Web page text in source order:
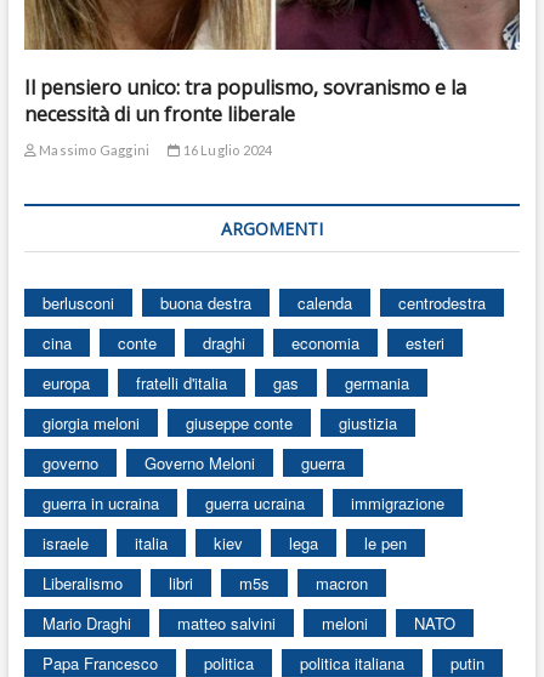
Il pensiero unico: tra populismo, sovranismo e la
necessità di un fronte liberale
Massimo Gaggini 16 Luglio 2024
ARGOMENTI
berlusconi buona destra calenda
centrodestra
cina
conte draghi economia
esteri
europa
fratelli d'italia gas
germania
giorgia meloni
giuseppe conte
giustizia
governo
Governo Meloni
guerra
guerra in ucraina
guerra ucraina
immigrazione
israele
italia kiev lega
le pen
Liberalismo
libri m5s
macron
Mario Draghi
matteo salvini meloni
NATO
Papa Francesco
politica politica italiana
putin